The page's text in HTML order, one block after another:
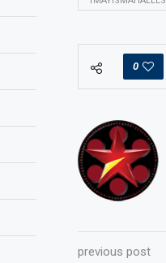
0
previous post